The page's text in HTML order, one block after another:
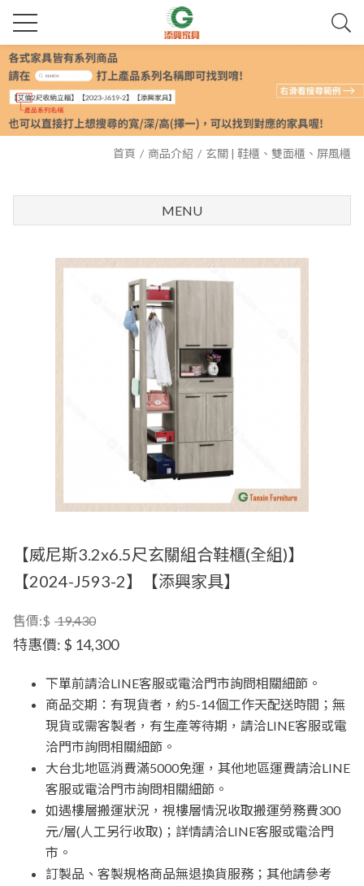
首頁 商品介紹 玄關 | 鞋櫃、雙面櫃、屏風櫃
MENU
【威尼斯3.2x6.5尺玄關組合鞋櫃(全組)】
【2024-J593-2】【添興家具】
售價:$ 19,430
特惠價: $ 14,300
下單前請洽LINE客服或電洽門市詢問相關細節。
商品交期：有現貨者，約5-14個工作天配送時間；無
現貨或需客製者，有生產等待期，請洽LINE客服或電
洽門市詢問相關細節。
大台北地區消費滿5000免運，其他地區運費請洽LINE
客服或電洽門市詢問相關細節。
如遇樓層搬運狀況，視樓層情況收取搬運勞務費300
元/層(人工另行收取)；詳情請洽LINE客服或電洽門
市。
訂製品、客製規格商品無退換貨服務；其他請參考